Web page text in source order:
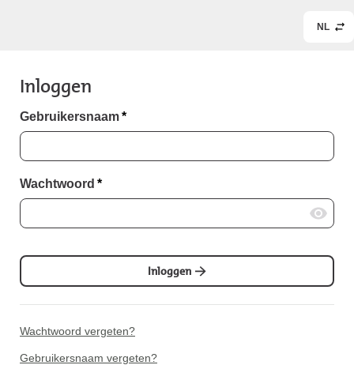
NL
Inloggen
Gebruikersnaam*
Wachtwoord *
Inloggen
Wachtwoord vergeten?
Gebruikersnaam vergeten?